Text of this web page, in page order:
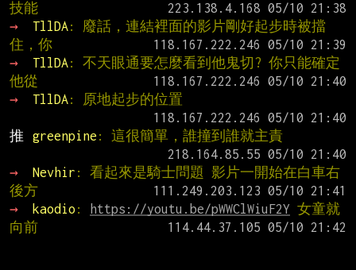
技能
→
TllDA: 廢話，連結裡面的影片剛好起步時被擋
住，你
→
TllDA: 不天眼通要怎麼看到他鬼切? 你只能確定
他從
→
TllDA: 原地起步的位置
推
greenpine : 這很簡單，誰撞到誰就主責
→
Nevhir : 看起來是騎士問題 影片一開始在白車右
後方
→
kaodio : https://youtu.be/pWWClWiuF2Y 女童就
向前